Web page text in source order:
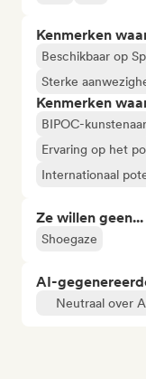
Kenmerken
Beschikbaar op
Sterke
Kenmerken
BIPOC-kunstenaar
Ervaring op het
Internationaal
Ze willen geen...
Shoegaze
AI-
Neutraal over